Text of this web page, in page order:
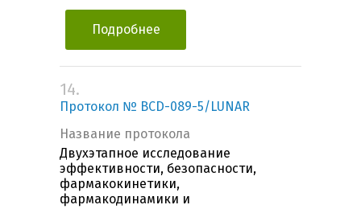
Подробнее
14.
Протокол № BCD-089-5/LUNAR
Название протокола
Двухэтапное исследование
эффективности, безопасности,
фармакокинетики,
фармакодинамики и